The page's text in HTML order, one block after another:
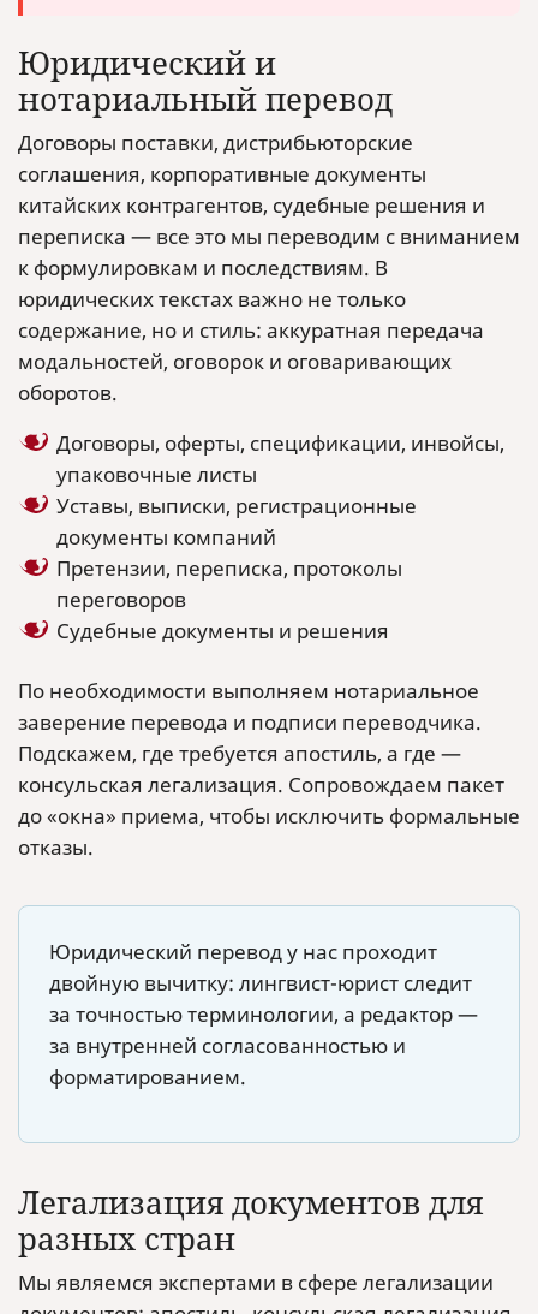
Юридический и
нотариальный перевод
Договоры поставки, дистрибьюторские
соглашения, корпоративные документы
китайских контрагентов, судебные решения и
переписка — все это мы переводим с вниманием
к формулировкам и последствиям. В
юридических текстах важно не только
содержание, но и стиль: аккуратная передача
модальностей, оговорок и оговаривающих
оборотов.
Договоры, оферты, спецификации, инвойсы,
упаковочные листы
Уставы, выписки, регистрационные
документы компаний
Претензии, переписка, протоколы
переговоров
Судебные документы и решения
По необходимости выполняем нотариальное
заверение перевода и подписи переводчика.
Подскажем, где требуется апостиль, а где —
консульская легализация. Сопровождаем пакет
до «окна» приема, чтобы исключить формальные
отказы.
Юридический перевод у нас проходит
двойную вычитку: лингвист-юрист следит
за точностью терминологии, а редактор —
за внутренней согласованностью и
форматированием.
Легализация документов для
разных стран
Мы являемся экспертами в сфере легализации